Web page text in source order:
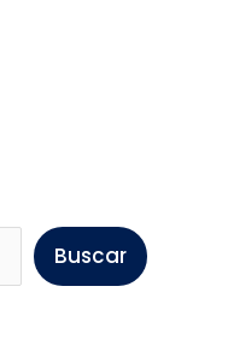
Buscar